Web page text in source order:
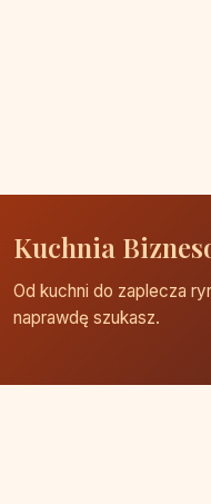
Kuchnia
Od kuchni do zaplecza
naprawdę szukasz.